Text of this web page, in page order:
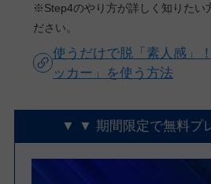
※Step4のやり方が詳しく知りたい
ださい。
使うだけで脱「素人感」
ッカー」を使う方法
▼ ▼ 期間限定で無料プ